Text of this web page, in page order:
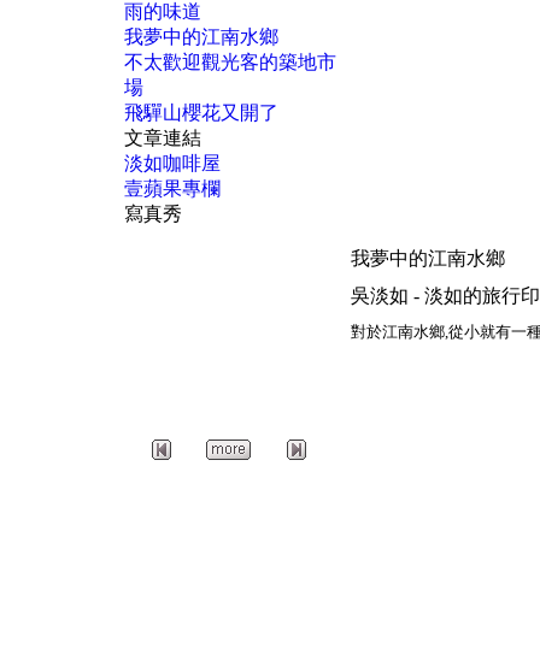
雨的味道
我夢中的江南水鄉
不太歡迎觀光客的築地市
場
飛驒山櫻花又開了
文章連結
淡如咖啡屋
壹蘋果專欄
寫真秀
我夢中的江南水鄉
吳淡如 - 淡如的旅行印
對於江南水鄉,從小就有一